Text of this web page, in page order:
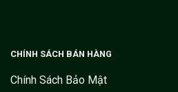
CHÍNH SÁCH BÁN HÀNG
Chính Sách Bảo Mật